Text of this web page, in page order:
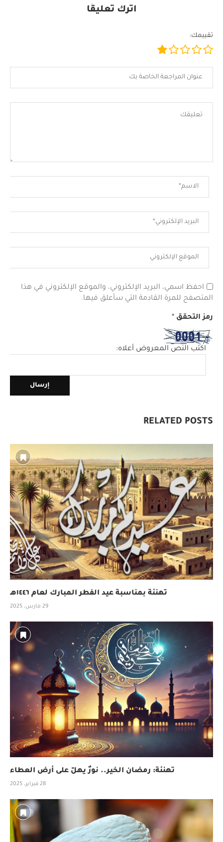
اترك تعليقًا
تقييمك:
احفظ اسمي، البريد الإلكتروني، والموقع الإلكتروني في هذا
المتصفح للمرة القادمة التي سأعلق فيها.
رمز التحقق *
اكتب النص المعروض أعلاه:
RELATED POSTS
تهنئة بمناسبة عيد الفطر المبارك لعام ١٤٤٦هـ
29 مارس، 2025
تهنئة: رمضان الخير.. نورٌ يهلّ على أرض العطاء
28 فبراير، 2025